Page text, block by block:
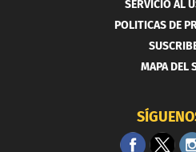
SERVICIO AL
POLITICAS DE
MAPA DEL